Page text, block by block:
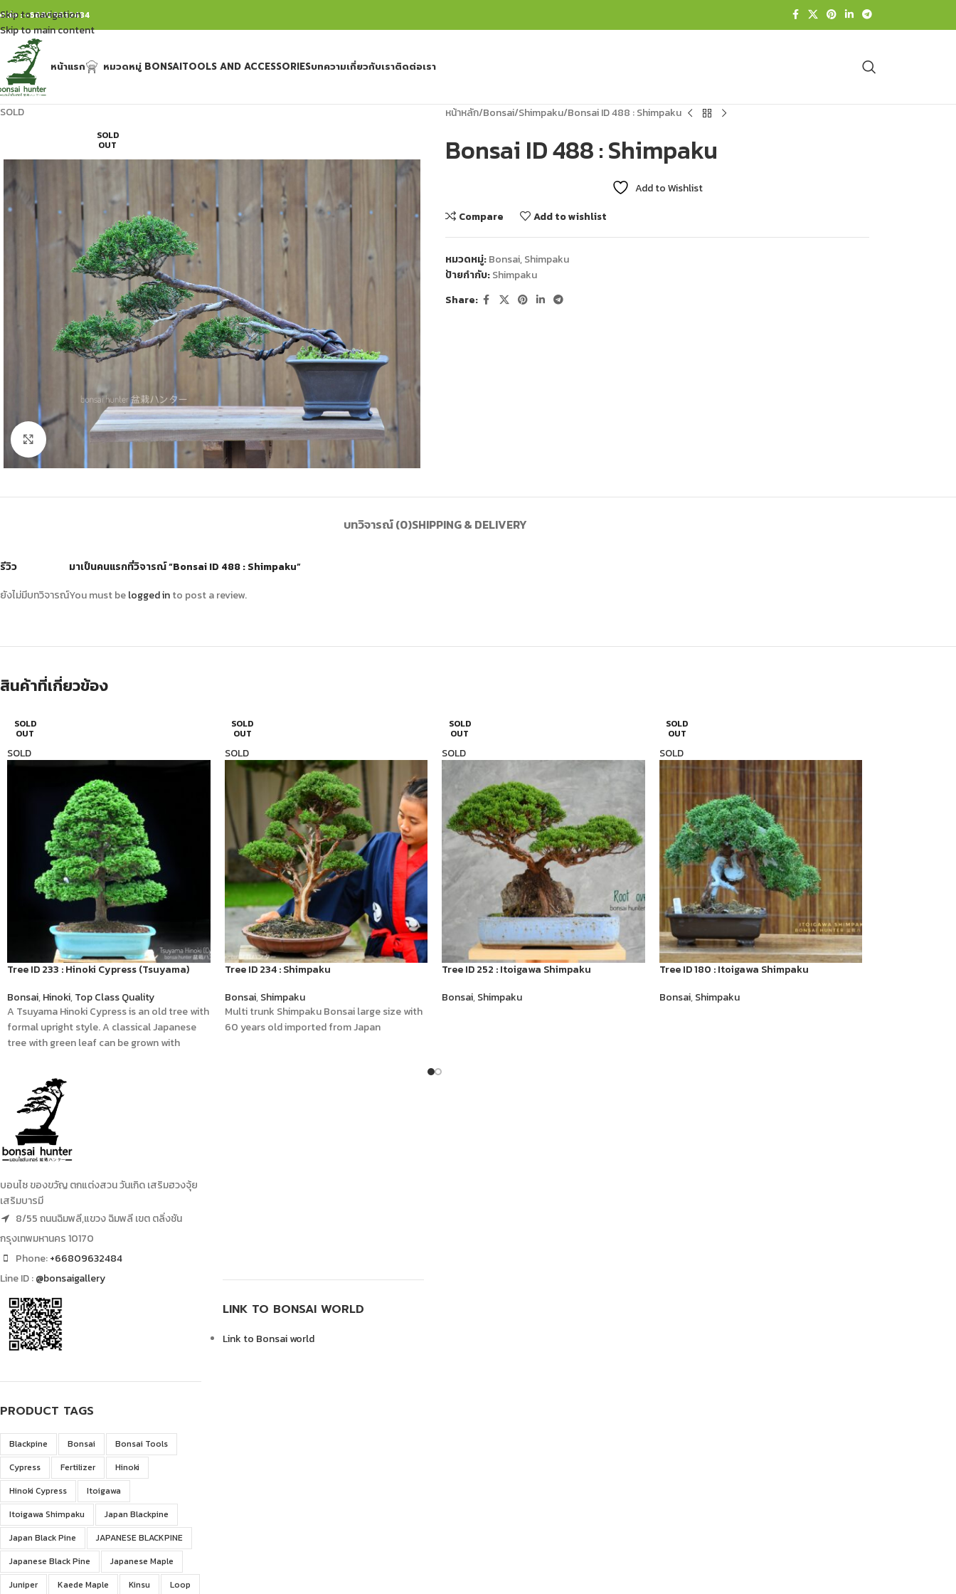
Skip to navigation
Skip to main content
ต่อ : +66809632484
หน้าแรก หมวดหมู่ BONSAITOOLS AND ACCESSORIESบทความเกี่ยวกับเราติดต่อเรา
SOLD
SOLD
OUT
Click to enlarge
หน้าหลัก Bonsai Shimpaku Bonsai ID 488 : Shimpaku
Bonsai ID 488 : Shimpaku
Add to Wishlist
Compare
Add to wishlist
หมวดหมู่:Bonsai,Shimpaku
ป้ายกำกับ:Shimpaku
Share:
บทวิจารณ์ (0)SHIPPING & DELIVERY
รีวิว
ยังไม่มีบทวิจารณ์
มาเป็นคนแรกที่วิจารณ์ “Bonsai ID 488 : Shimpaku”
You must belogged into post a review.
สินค้าที่เกี่ยวข้อง
SOLD
OUT
SOLD
Tree ID 233 : Hinoki Cypress (Tsuyama)
Bonsai,Hinoki,Top Class Quality
A Tsuyama Hinoki Cypress is an old tree with
formal upright style. A classical Japanese
tree with green leaf can be grown with
SOLD
OUT
SOLD
Tree ID 234 : Shimpaku
Bonsai, Shimpaku
Multi trunk Shimpaku Bonsai large size with
60 years old imported from Japan
SOLD
OUT
SOLD
Tree ID 252 : Itoigawa Shimpaku
Bonsai,Shimpaku
SOLD
OUT
SOLD
Tree ID 180 : Itoigawa Shimpaku
Bonsai, Shimpaku
บอนไซ ของขวัญ ตกแต่งสวน วันเกิด เสริมฮวงจุ้ย
เสริมบารมี
8/55 ถนนฉิมพลี,แขวง ฉิมพลี เขต ตลิ่งชัน
กรุงเทพมหานคร 10170
Phone:+66809632484
Line ID :@bonsaigallery
PRODUCT TAGS
Blackpine Bonsai
Bonsai Tools
Cypress
Fertilizer
Hinoki
Hinoki Cypress
Itoigawa
Itoigawa Shimpaku
Japan Blackpine
Japan Black Pine
JAPANESE BLACKPINE
Japanese Black Pine
Japanese Maple
Juniper
Kaede Maple Kinsu Loop
LINK TO BONSAI WORLD
Link to Bonsai world